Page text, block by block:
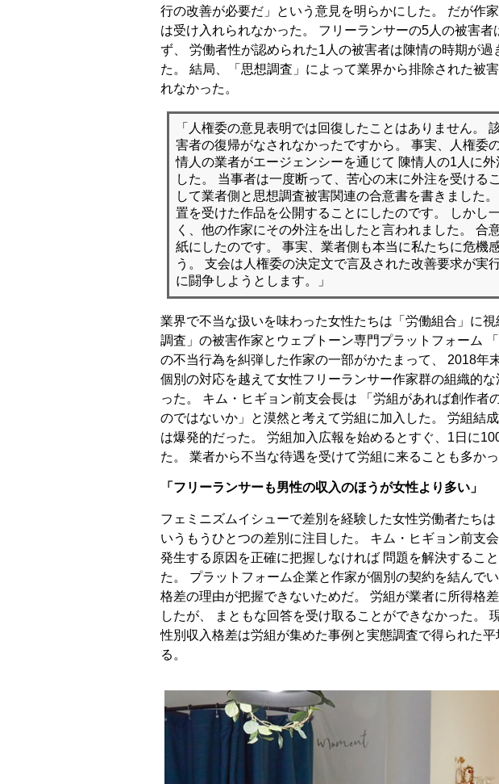
行の改善が必要だ」という意見を明らかにした。 だが作
は受け入れられなかった。 フリーランサーの5人の被害者
ず、 労働者性が認められた1人の被害者は陳情の時期が過
た。 結局、「思想調査」によって業界から排除された被
れなかった。
「人権委の意見表明では回復したことはありません。
害者の復帰がなされなかったですから。 事実、人権委
情人の業者がエージェンシーを通じて 陳情人の1人に外
した。 当事者は一度断って、苦心の末に外注を受ける
して業者側と思想調査被害関連の合意書を書きました
置を受けた作品を公開することにしたのです。 しかし
く、他の作家にその外注を出したと言われました。 合
紙にしたのです。 事実、業者側も本当に私たちに危機
う。 支会は人権委の決定文で言及された改善要求が実
に闘争しようとします。」
業界で不当な扱いを味わった女性たちは「労働組合」に
調査」の被害作家とウェブトーン専門プラットフォーム
の不当行為を糾弾した作家の一部がかたまって、 2018年
個別の対応を越えて女性フリーランサー作家群の組織的
った。 キム・ヒギョン前支会長は 「労組があれば創作者
のではないか」と漠然と考えて労組に加入した。 労組結
は爆発的だった。 労組加入広報を始めるとすぐ、1日に
た。 業者から不当な待遇を受けて労組に来ることも多かっ
「フリーランサーも男性の収入のほうが女性より多い」
フェミニズムイシューで差別を経験した女性労働者たちは
いうもうひとつの差別に注目した。 キム・ヒギョン前支
発生する原因を正確に把握しなければ 問題を解決するこ
た。 プラットフォーム企業と作家が個別の契約を結んで
格差の理由が把握できないためだ。 労組が業者に所得格
したが、 まともな回答を受け取ることができなかった。
性別収入格差は労組が集めた事例と実態調査で得られた
る。